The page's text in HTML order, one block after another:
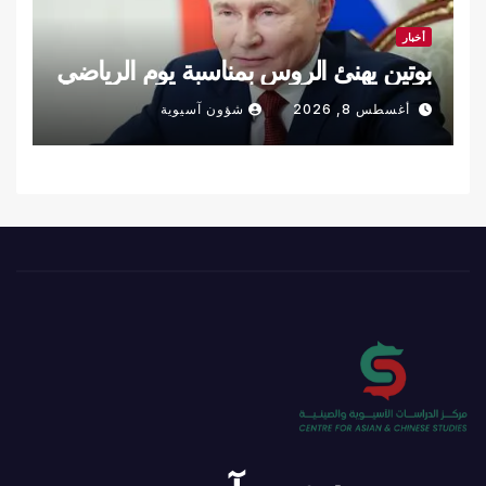
أخبار
بوتين يهنئ الروس بمناسبة يوم الرياضي
أغسطس 8, 2026 شؤون آسيوية